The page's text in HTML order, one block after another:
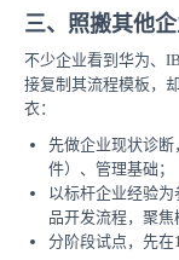
三、照搬其他
不少企业看到华为、
接复制其流程模板，
衣：
先做企业现状诊
件）、管理基础；
以标杆企业经验
品开发流程，聚焦
分阶段试点，先在